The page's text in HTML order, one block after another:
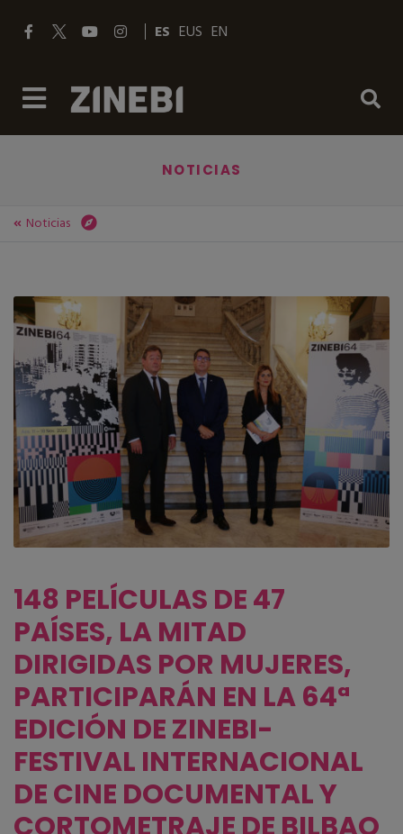
ES EUS EN
NOTICIAS
Noticias
148 PELÍCULAS DE 47
PAÍSES, LA MITAD
DIRIGIDAS POR MUJERES,
PARTICIPARÁN EN LA 64ª
EDICIÓN DE ZINEBI-
FESTIVAL INTERNACIONAL
DE CINE DOCUMENTAL Y